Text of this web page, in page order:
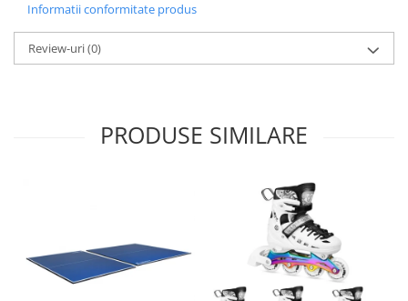
Informatii conformitate produs
Review-uri(0)
PRODUSE SIMILARE